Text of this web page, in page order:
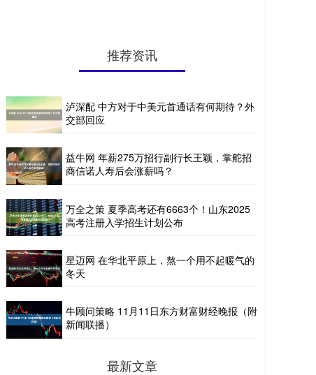
推荐资讯
泸深配 中方对于中美元首通话有何期待？外
交部回应
益牛网 年薪275万招行副行长王颖，掌舵招
商信诺人寿后会涨薪吗？
万全之策 夏季高考还有6663个！山东2025
高考注册入学招生计划公布
星迈网 在华北平原上，熬一个用不起暖气的
冬天
牛顾问策略 11月11日东方财富财经晚报（附
新闻联播）
最新文章